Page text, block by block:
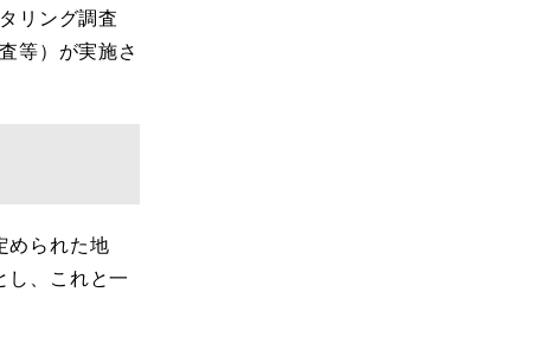
リング調査
等）が実施さ
められた地
し、これと一